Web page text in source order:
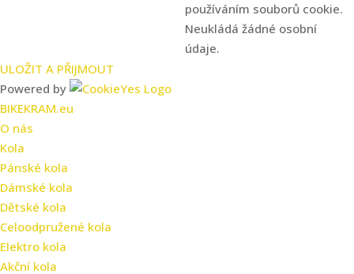
používáním souborů cookie.
Neukládá žádné osobní
údaje.
ULOŽIT A PŘIJMOUT
Powered by
BIKEKRAM.eu
O nás
Kola
Pánské kola
Dámské kola
Dětské kola
Celoodpružené kola
Elektro kola
Akční kola